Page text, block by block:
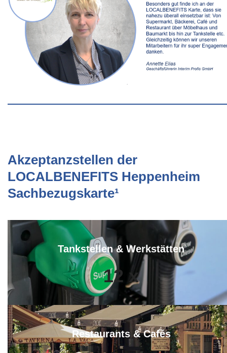
Akzeptanzstellen der
LOCALBENEFITS Heppenheim
Sachbezugskarte¹
Tankstellen & Werkstätten
12 x
Restaurants & Cafés